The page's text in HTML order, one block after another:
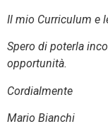
Il mio Curriculum e
Spero di poterla
opportunità.
Cordialmente
Mario Bianchi